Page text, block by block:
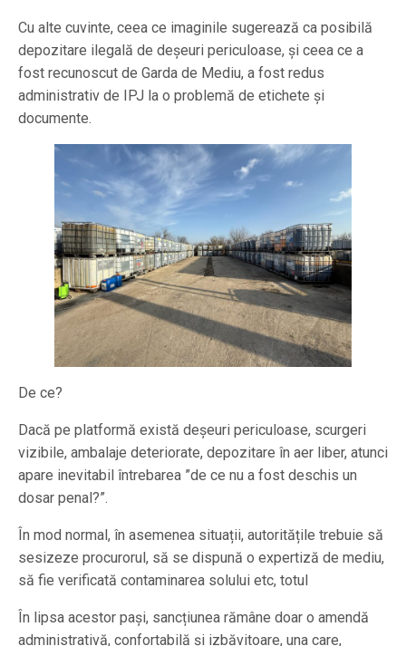
Cu alte cuvinte, ceea ce imaginile sugerează ca posibilă
depozitare ilegală de deșeuri periculoase, și ceea ce a
fost recunoscut de Garda de Mediu, a fost redus
administrativ de IPJ la o problemă de etichete și
documente.
De ce?
Dacă pe platformă există deșeuri periculoase, scurgeri
vizibile, ambalaje deteriorate, depozitare în aer liber, atunci
apare inevitabil întrebarea ”de ce nu a fost deschis un
dosar penal?”.
În mod normal, în asemenea situații, autoritățile trebuie să
sesizeze procurorul, să se dispună o expertiză de mediu,
să fie verificată contaminarea solului etc, totul
În lipsa acestor pași, sancțiunea rămâne doar o amendă
administrativă, confortabilă și izbăvitoare, una care,